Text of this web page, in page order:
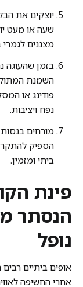
יוצקים את
שעה או מעט
מצננים
בזמן שהעוגה
השמנת
פודינג או
נפח ויציבות.
מורחים
הספיק
ביתי ומזמין.
פינת
הנסתר
נופל
אופים ביתיים
אחרי החשיפה